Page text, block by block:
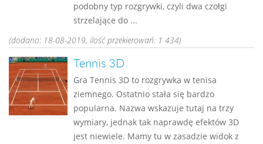
podobny typ rozgrywki, czyli dwa czołgi
strzelające do ...
(dodano: 18-08-2019, ilość przekierowań: 1 434)
Tennis 3D
Gra Tennis 3D to rozgrywka w tenisa
ziemnego. Ostatnio stała się bardzo
popularna. Nazwa wskazuje tutaj na trzy
wymiary, jednak tak naprawdę efektów 3D
jest niewiele. Mamy tu w zasadzie widok z